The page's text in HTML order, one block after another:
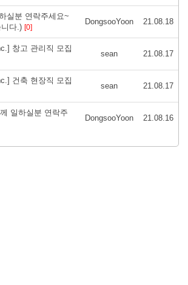
실분 연락주세요~
다.) [0]
DongsooYoon 21.08.18
창고 관리직 모집
sean 21.08.17
건축 현장직 모집
sean 21.08.17
일하실분 연락주
DongsooYoon 21.08.16